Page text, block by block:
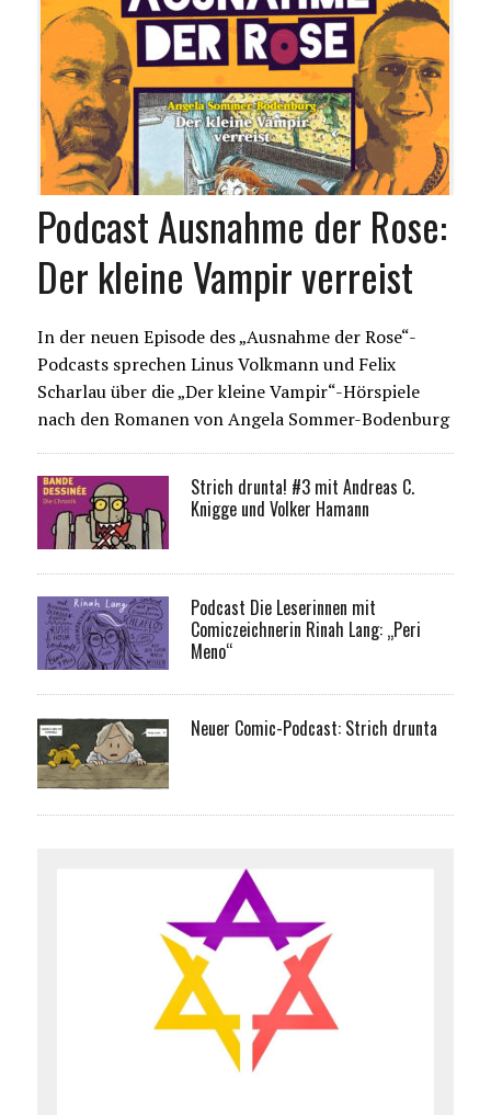
Podcast Ausnahme der Rose:
Der kleine Vampir verreist
In der neuen Episode des „Ausnahme der Rose“-
Podcasts sprechen Linus Volkmann und Felix
Scharlau über die „Der kleine Vampir“-Hörspiele
nach den Romanen von Angela Sommer-Bodenburg
Strich drunta! #3 mit Andreas C.
Knigge und Volker Hamann
Podcast Die Leserinnen mit
Comiczeichnerin Rinah Lang: „Peri
Meno“
Neuer Comic-Podcast: Strich drunta